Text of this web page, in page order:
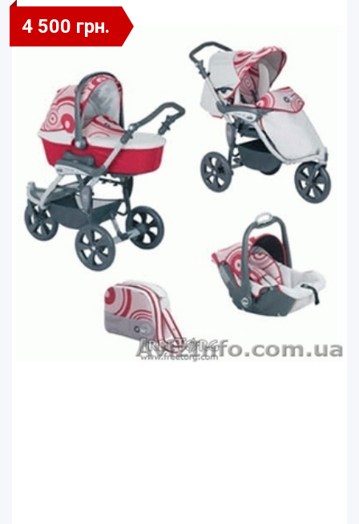
4 500 грн.